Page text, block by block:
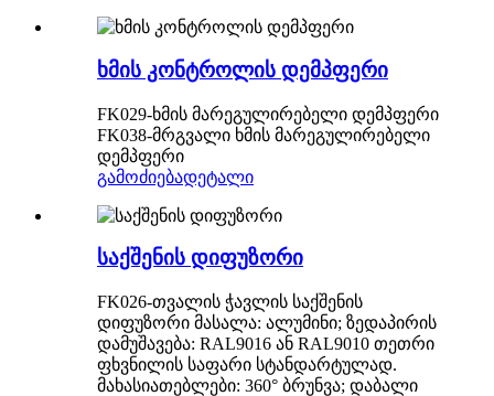
ხმის კონტროლის დემპფერი
FK029-ხმის მარეგულირებელი დემპფერი
FK038-მრგვალი ხმის მარეგულირებელი
დემპფერი
გამოძიებადეტალი
საქშენის დიფუზორი
FK026-თვალის ჭავლის საქშენის
დიფუზორი მასალა: ალუმინი; ზედაპირის
დამუშავება: RAL9016 ან RAL9010 თეთრი
ფხვნილის საფარი სტანდარტულად.
მახასიათებლები: 360° ბრუნვა; დაბალი